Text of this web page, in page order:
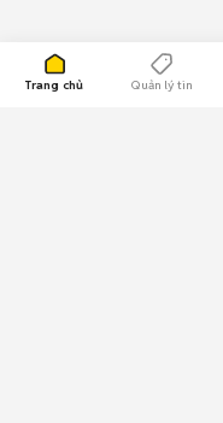
Trang chủ Quản lý tin